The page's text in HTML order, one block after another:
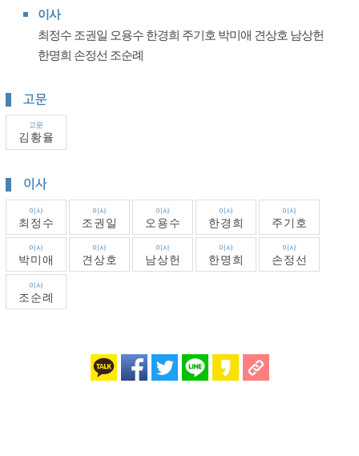
이사
최정수 조권일 오용수 한경희 주기호 박미애 견상호 남상헌
한명희 손정선 조순례
고문
고문
김황율
이사
이사
최정수
이사
조권일
이사
오용수
이사
한경희
이사
주기호
이사
박미애
이사
견상호
이사
남상헌
이사
한명희
이사
손정선
이사
조순례